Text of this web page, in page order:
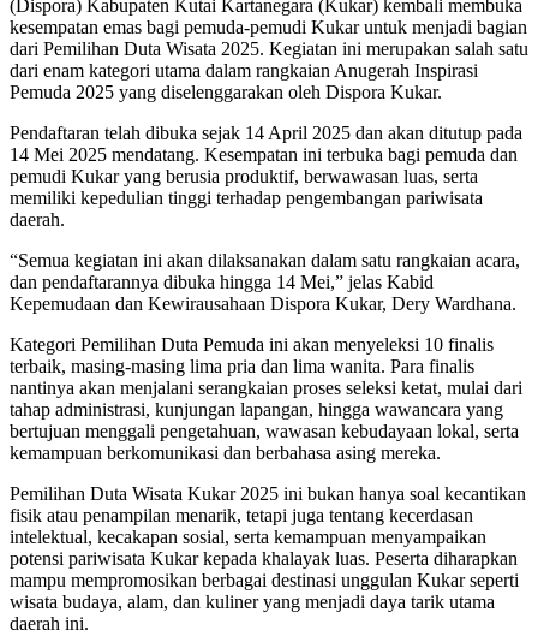
(Dispora) Kabupaten Kutai Kartanegara (Kukar) kembali membuka
kesempatan emas bagi pemuda-pemudi Kukar untuk menjadi bagian
dari Pemilihan Duta Wisata 2025. Kegiatan ini merupakan salah satu
dari enam kategori utama dalam rangkaian Anugerah Inspirasi
Pemuda 2025 yang diselenggarakan oleh Dispora Kukar.
Pendaftaran telah dibuka sejak 14 April 2025 dan akan ditutup pada
14 Mei 2025 mendatang. Kesempatan ini terbuka bagi pemuda dan
pemudi Kukar yang berusia produktif, berwawasan luas, serta
memiliki kepedulian tinggi terhadap pengembangan pariwisata
daerah.
“Semua kegiatan ini akan dilaksanakan dalam satu rangkaian acara,
dan pendaftarannya dibuka hingga 14 Mei,” jelas Kabid
Kepemudaan dan Kewirausahaan Dispora Kukar, Dery Wardhana.
Kategori Pemilihan Duta Pemuda ini akan menyeleksi 10 finalis
terbaik, masing-masing lima pria dan lima wanita. Para finalis
nantinya akan menjalani serangkaian proses seleksi ketat, mulai dari
tahap administrasi, kunjungan lapangan, hingga wawancara yang
bertujuan menggali pengetahuan, wawasan kebudayaan lokal, serta
kemampuan berkomunikasi dan berbahasa asing mereka.
Pemilihan Duta Wisata Kukar 2025 ini bukan hanya soal kecantikan
fisik atau penampilan menarik, tetapi juga tentang kecerdasan
intelektual, kecakapan sosial, serta kemampuan menyampaikan
potensi pariwisata Kukar kepada khalayak luas. Peserta diharapkan
mampu mempromosikan berbagai destinasi unggulan Kukar seperti
wisata budaya, alam, dan kuliner yang menjadi daya tarik utama
daerah ini.